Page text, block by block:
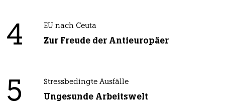
4 EU nach Ceuta
Zur Freude der Antieuropäer
5 Stressbedingte Ausfälle
Ungesunde Arbeitswelt